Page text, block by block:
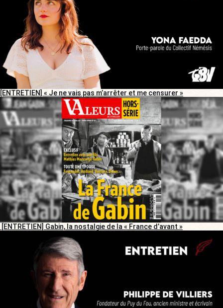
[ENTRETIEN] « Je ne vais pas m’arrêter et me censurer »
[ENTRETIEN] Gabin, la nostalgie de la « France d’avant »